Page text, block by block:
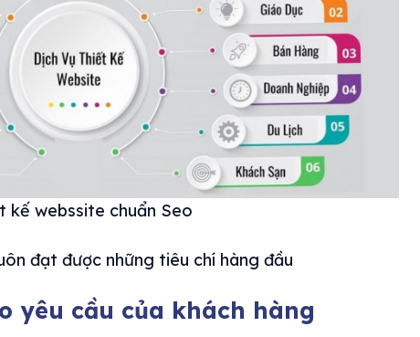
kế webssite chuẩn Seo
đạt được những tiêu chí hàng đầu
yêu cầu của khách hàng